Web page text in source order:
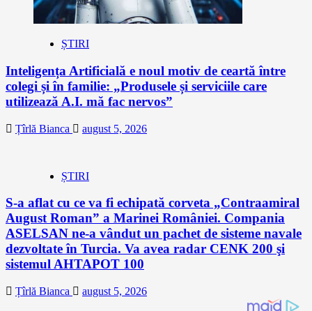
ȘTIRI
Inteligența Artificială e noul motiv de ceartă între
colegi și în familie: „Produsele și serviciile care
utilizează A.I. mă fac nervos”
Țîrlă Bianca august 5, 2026
ȘTIRI
S-a aflat cu ce va fi echipată corveta „Contraamiral
August Roman” a Marinei României. Compania
ASELSAN ne-a vândut un pachet de sisteme navale
dezvoltate în Turcia. Va avea radar CENK 200 şi
sistemul AHTAPOT 100
Țîrlă Bianca august 5, 2026